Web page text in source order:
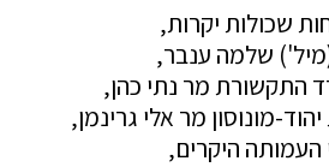
שכולות יקרות,
שלמה ענבר,
התקשורת מר נתי כהן,
מונוסון מר אלי גרינמן,
העמותה היקרים,